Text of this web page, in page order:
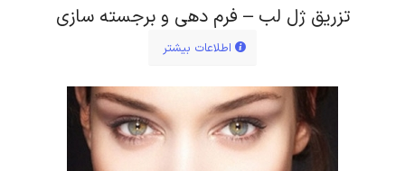
تزریق ژل لب – فرم دهی و برجسته سازی
اطلاعات بیشتر